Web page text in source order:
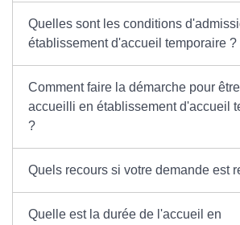
Quelles sont les conditions
établissement d'accueil temporaire ?
Comment faire la démarche pour être
accueilli en établissement d'accueil
?
Quels recours si votre demande est
Quelle est la durée de l'accueil en